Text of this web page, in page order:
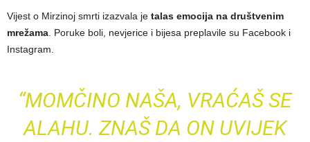
Vijest o Mirzinoj smrti izazvala je talas emocija na društvenim
mrežama . Poruke boli, nevjerice i bijesa preplavile su Facebook i
Instagram.
“MOMČINO NAŠA, VRAĆAŠ SE
ALAHU. ZNAŠ DA ON UVIJEK